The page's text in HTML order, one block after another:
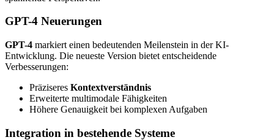
GPT-4 Neuerungen
GPT-4 markiert einen bedeutenden Meilenstein in der KI-
Entwicklung. Die neueste Version bietet entscheidende
Verbesserungen:
Präziseres Kontextverständnis
Erweiterte multimodale Fähigkeiten
Höhere Genauigkeit bei komplexen Aufgaben
Integration in bestehende Systeme